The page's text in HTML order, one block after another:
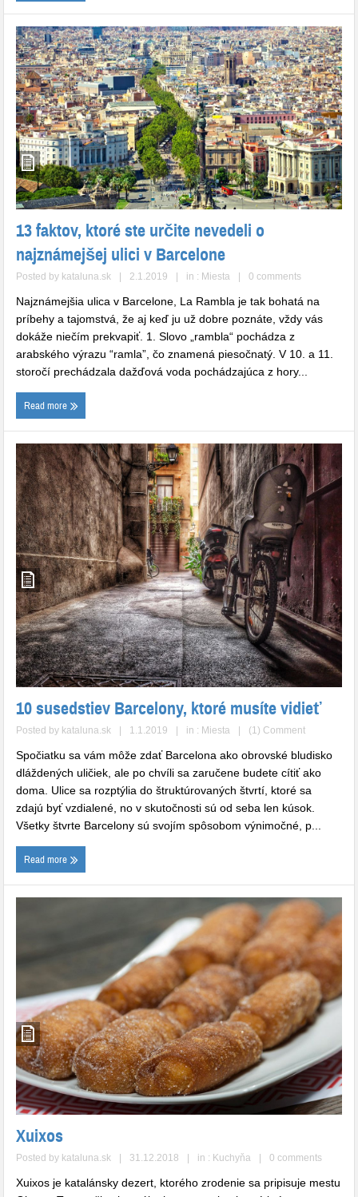
13 faktov, ktoré ste určite nevedeli o
najznámejšej ulici v Barcelone
Posted by kataluna.sk 2.1.2019 in : Miesta 0 comments
Najznámejšia ulica v Barcelone, La Rambla je tak bohatá na
príbehy a tajomstvá, že aj keď ju už dobre poznáte, vždy vás
dokáže niečím prekvapiť. 1. Slovo „rambla“ pochádza z
arabského výrazu “ramla”, čo znamená piesočnatý. V 10. a 11.
storočí prechádzala dažďová voda pochádzajúca z hory...
Read more
10 susedstiev Barcelony, ktoré musíte vidieť
Posted by kataluna.sk 1.1.2019 in : Miesta (1) Comment
Spočiatku sa vám môže zdať Barcelona ako obrovské bludisko
dláždených uličiek, ale po chvíli sa zaručene budete cítiť ako
doma. Ulice sa rozptýlia do štruktúrovaných štvrtí, ktoré sa
zdajú byť vzdialené, no v skutočnosti sú od seba len kúsok.
Všetky štvrte Barcelony sú svojím spôsobom výnimočné, p...
Read more
Xuixos
Posted by kataluna.sk 31.12.2018 in : Kuchyňa 0 comments
Xuixos je katalánsky dezert, ktorého zrodenie sa pripisuje mestu